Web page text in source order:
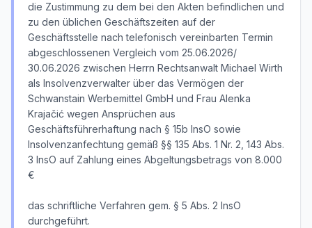
die Zustimmung zu dem bei den Akten befindlichen und
zu den üblichen Geschäftszeiten auf der
Geschäftsstelle nach telefonisch vereinbarten Termin
abgeschlossenen Vergleich vom 25.06.2026/
30.06.2026 zwischen Herrn Rechtsanwalt Michael Wirth
als Insolvenzverwalter über das Vermögen der
Schwanstain Werbemittel GmbH und Frau Alenka
Krajačić wegen Ansprüchen aus
Geschäftsführerhaftung nach § 15b InsO sowie
Insolvenzanfechtung gemäß §§ 135 Abs. 1 Nr. 2, 143 Abs.
3 InsO auf Zahlung eines Abgeltungsbetrags von 8.000
€
das schriftliche Verfahren gem. § 5 Abs. 2 InsO
durchgeführt.